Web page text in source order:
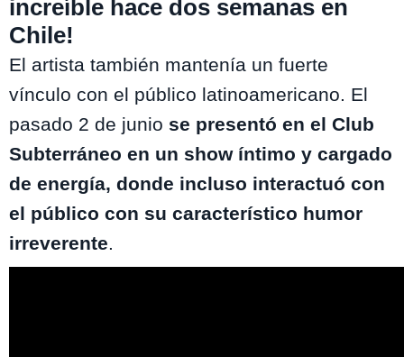
increíble hace dos semanas en
Chile!
El artista también mantenía un fuerte
vínculo con el público latinoamericano. El
pasado 2 de junio se presentó en el Club
Subterráneo en un show íntimo y cargado
de energía, donde incluso interactuó con
el público con su característico humor
irreverente.